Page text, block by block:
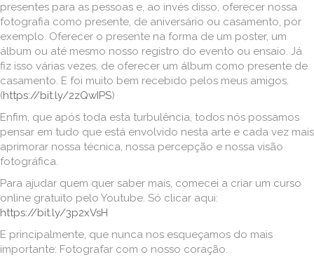
presentes para as pessoas e, ao invés disso, oferecer nossa
fotografia como presente, de aniversário ou casamento, por
exemplo. Oferecer o presente na forma de um poster, um
álbum ou até mesmo nosso registro do evento ou ensaio. Já
fiz isso várias vezes, de oferecer um álbum como presente de
casamento. E foi muito bem recebido pelos meus amigos.
(https://bit.ly/2zQwIPS)
Enfim, que após toda esta turbulência, todos nós possamos
pensar em tudo que está envolvido nesta arte e cada vez mais
aprimorar nossa técnica, nossa percepção e nossa visão
fotográfica.
Para ajudar quem quer saber mais, comecei a criar um curso
online gratuito pelo Youtube. Só clicar aqui:
https://bit.ly/3p2xVsH
E principalmente, que nunca nos esqueçamos do mais
importante: Fotografar com o nosso coração.